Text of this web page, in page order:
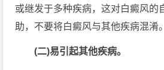
或继发于多种疾病，这对白癜风的
助，不要将白癜风与其他疾病混淆。
(二)易引起其他疾病。